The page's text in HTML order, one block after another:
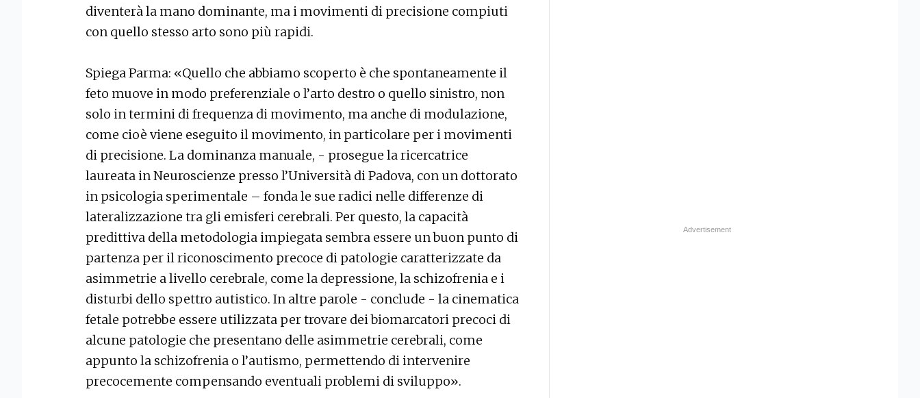
diventerà la mano dominante, ma i movimenti di precisione compiuti
con quello stesso arto sono più rapidi.
Spiega Parma: «Quello che abbiamo scoperto è che spontaneamente il
feto muove in modo preferenziale o l’arto destro o quello sinistro, non
solo in termini di frequenza di movimento, ma anche di modulazione,
come cioè viene eseguito il movimento, in particolare per i movimenti
di precisione. La dominanza manuale, - prosegue la ricercatrice
laureata in Neuroscienze presso l’Università di Padova, con un dottorato
in psicologia sperimentale – fonda le sue radici nelle differenze di
lateralizzazione tra gli emisferi cerebrali. Per questo, la capacità
predittiva della metodologia impiegata sembra essere un buon punto di
partenza per il riconoscimento precoce di patologie caratterizzate da
asimmetrie a livello cerebrale, come la depressione, la schizofrenia e i
disturbi dello spettro autistico. In altre parole - conclude - la cinematica
fetale potrebbe essere utilizzata per trovare dei biomarcatori precoci di
alcune patologie che presentano delle asimmetrie cerebrali, come
appunto la schizofrenia o l’autismo, permettendo di intervenire
precocemente compensando eventuali problemi di sviluppo».